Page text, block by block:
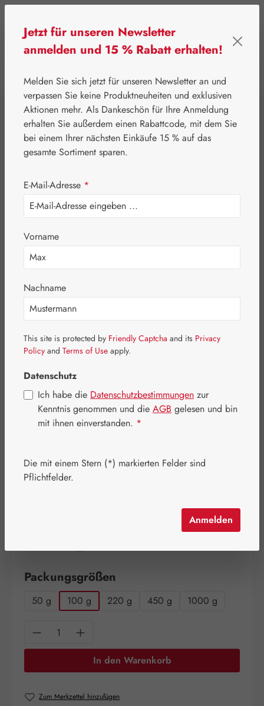
Pater Severin Naturprodukte Schönheit & Pflege
Salicylvaseline
30% Salbe
Bildergalerie überspringen
Regulärer Preis:
27,65 €
Packungsgrößen
50 g 100 g 220 g 450 g 1000 g
Produkt Anzahl: Gib den gewünschten
In den Warenkorb
Zum Merkzettel hinzufügen
Jetzt für unseren Newsletter
anmelden und 15 % Rabatt erhalten!
Melden Sie sich jetzt für unseren Newsletter an und
verpassen Sie keine Produktneuheiten und exklusiven
Aktionen mehr. Als Dankeschön für Ihre Anmeldung
erhalten Sie außerdem einen Rabattcode, mit dem Sie
bei einem Ihrer nächsten Einkäufe 15 % auf das
gesamte Sortiment sparen.
E-Mail-Adresse *
Vorname
Nachname
This site is protected by Friendly Captcha and its Privacy
Policy and Terms of Use apply.
Datenschutz
Ich habe die Datenschutzbestimmungen zur
Kenntnis genommen und die AGB gelesen und bin
mit ihnen einverstanden. *
Die mit einem Stern (*) markierten Felder sind
Pflichtfelder.
Anmelden